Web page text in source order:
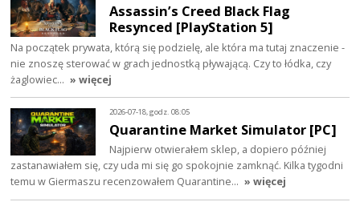
Assassin’s Creed Black Flag
Resynced [PlayStation 5]
Na początek prywata, którą się podzielę, ale która ma tutaj znaczenie -
nie znoszę sterować w grach jednostką pływającą. Czy to łódka, czy
żaglowiec… » więcej
2026-07-18, godz. 08:05
Quarantine Market Simulator [PC]
Najpierw otwierałem sklep, a dopiero później
zastanawiałem się, czy uda mi się go spokojnie zamknąć. Kilka tygodni
temu w Giermaszu recenzowałem Quarantine… » więcej